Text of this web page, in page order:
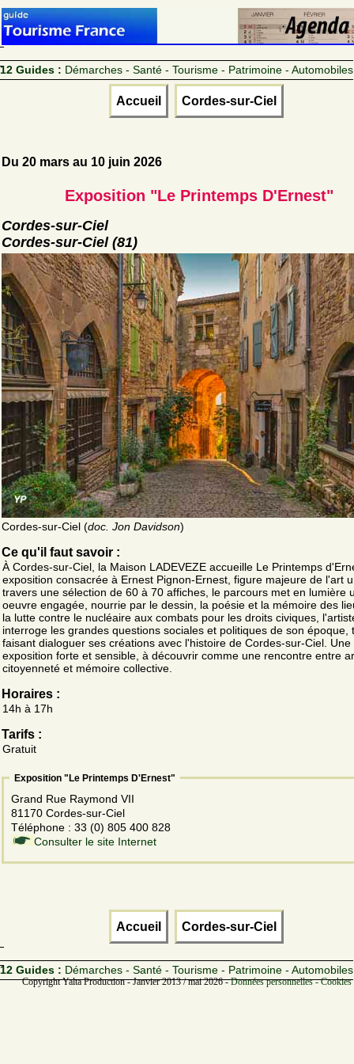
12 Guides : Démarches - Santé - Tourisme - Patrimoine - Automobiles
Accueil Cordes-sur-Ciel
Du 20 mars au 10 juin 2026
Exposition "Le Printemps D'Ernest"
Cordes-sur-Ciel
Cordes-sur-Ciel (81)
Cordes-sur-Ciel (doc. Jon Davidson)
Ce qu'il faut savoir :
À Cordes-sur-Ciel, la Maison LADEVEZE accueille Le Printemps
exposition consacrée à Ernest Pignon-Ernest, figure majeure de l'art
travers une sélection de 60 à 70 affiches, le parcours met en lumière
oeuvre engagée, nourrie par le dessin, la poésie et la mémoire des
la lutte contre le nucléaire aux combats pour les droits civiques,
interroge les grandes questions sociales et politiques de son époque,
faisant dialoguer ses créations avec l'histoire de Cordes-sur-Ciel. Une
exposition forte et sensible, à découvrir comme une rencontre entre
citoyenneté et mémoire collective.
Horaires :
14h à 17h
Tarifs :
Gratuit
Exposition "Le Printemps D'Ernest"
Grand Rue Raymond VII
81170 Cordes-sur-Ciel
Téléphone : 33 (0) 805 400 828
Consulter le site Internet
Accueil Cordes-sur-Ciel
12 Guides : Démarches - Santé - Tourisme - Patrimoine - Automobiles
Copyright Yalta Production - Janvier 2013 / mai 2026 -Données personnelles -